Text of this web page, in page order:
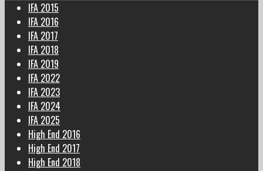
IFA 2015
IFA 2016
IFA 2017
IFA 2018
IFA 2019
IFA 2022
IFA 2023
IFA 2024
IFA 2025
High End 2016
High End 2017
High End 2018